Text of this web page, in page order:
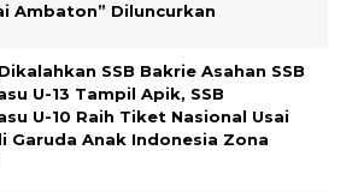
Ambaton” Diluncurkan
SSB Bakrie Asahan SSB
U-13 Tampil Apik, SSB
U-10 Raih Tiket Nasional Usai
Garuda Anak Indonesia Zona